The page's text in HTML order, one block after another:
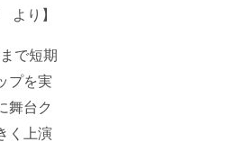
り】
で短期
プを実
舞台ク
く上演